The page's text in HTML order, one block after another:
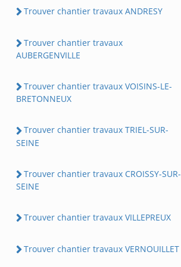
Trouver chantier travaux ANDRESY
Trouver chantier travaux
AUBERGENVILLE
Trouver chantier travaux VOISINS-LE-
BRETONNEUX
Trouver chantier travaux TRIEL-SUR-
SEINE
Trouver chantier travaux CROISSY-SUR-
SEINE
Trouver chantier travaux VILLEPREUX
Trouver chantier travaux VERNOUILLET